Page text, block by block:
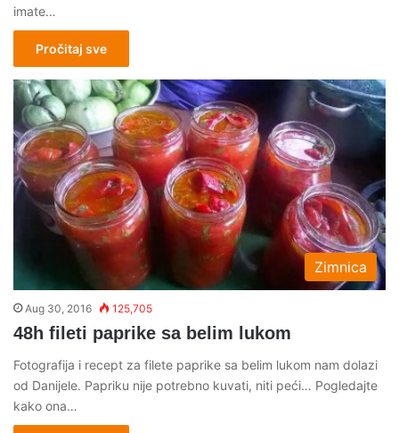
imate…
Pročitaj sve
Zimnica
Aug 30, 2016 125,705
48h fileti paprike sa belim lukom
Fotografija i recept za filete paprike sa belim lukom nam dolazi
od Danijele. Papriku nije potrebno kuvati, niti peći… Pogledajte
kako ona…